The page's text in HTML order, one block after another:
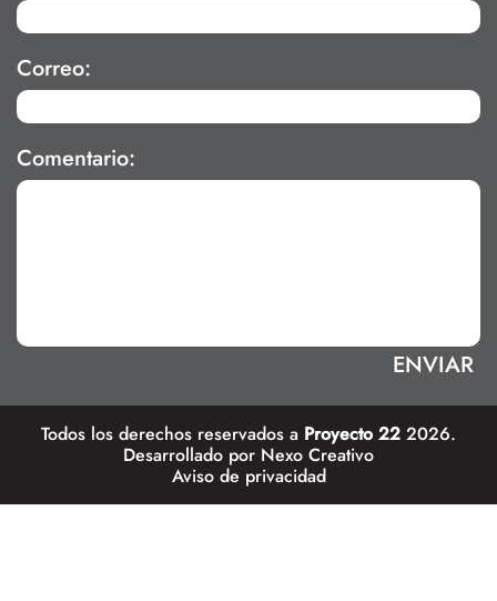
Correo:
Comentario:
Todos los derechos reservados a Proyecto 22 2026.
Desarrollado por Nexo Creativo
Aviso de privacidad